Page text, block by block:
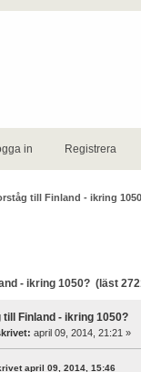
in Registrera
till Finland - ikring
- ikring 1050? (läst
till Finland - ikring 1050?
april 09, 2014, 21:21 »
april 09, 2014, 15:46